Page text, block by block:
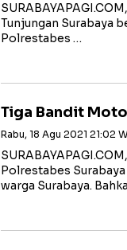
Tunjungan Surabaya
Polrestabes …
Tiga Bandit
Rabu, 18 Agu 2021 21:02
Polrestabes
warga Surabaya.